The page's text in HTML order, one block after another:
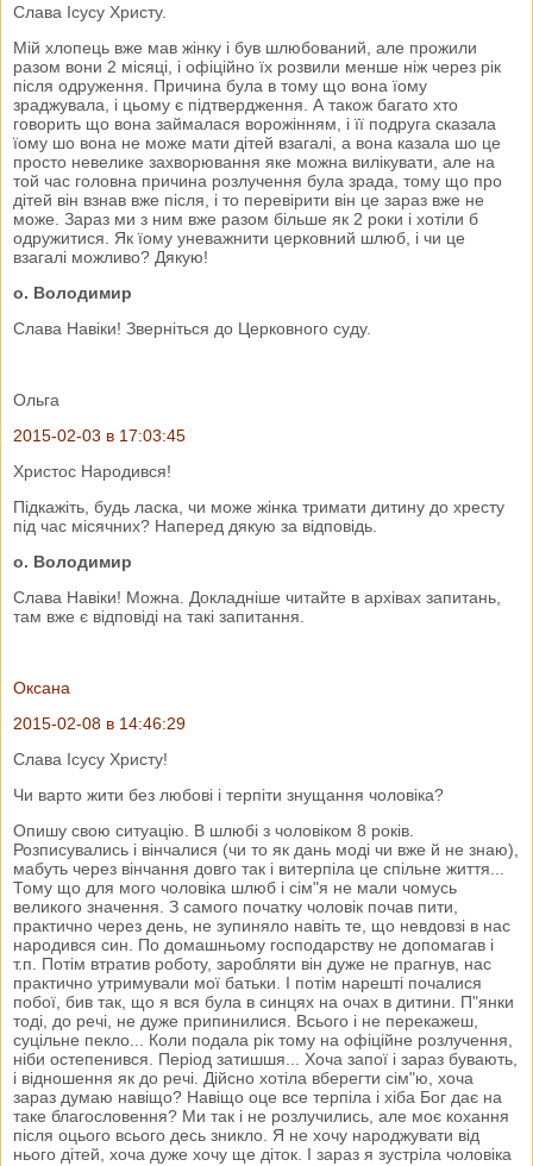
Слава Ісусу Христу.
Мій хлопець вже мав жінку і був шлюбований, але прожили
разом вони 2 місяці, і офіційно їх розвили менше ніж через рік
після одруження. Причина була в тому що вона їому
зраджувала, і цьому є підтвердження. А також багато хто
говорить що вона займалася ворожінням, і її подруга сказала
їому шо вона не може мати дітей взагалі, а вона казала шо це
просто невелике захворювання яке можна вилікувати, але на
той час головна причина розлучення була зрада, тому що про
дітей він взнав вже після, і то перевірити він це зараз вже не
може. Зараз ми з ним вже разом більше як 2 роки і хотіли б
одружитися. Як їому уневажнити церковний шлюб, і чи це
взагалі можливо? Дякую!
о. Володимир
Слава Навіки! Зверніться до Церковного суду.
Ольга
2015-02-03 в 17:03:45
Христос Народився!
Підкажіть, будь ласка, чи може жінка тримати дитину до хресту
під час місячних? Наперед дякую за відповідь.
о. Володимир
Слава Навіки! Можна. Докладніше читайте в архівах запитань,
там вже є відповіді на такі запитання.
Оксана
2015-02-08 в 14:46:29
Слава Ісусу Христу!
Чи варто жити без любові і терпіти знущання чоловіка?
Опишу свою ситуацію. В шлюбі з чоловіком 8 років.
Розписувались і вінчалися (чи то як дань моді чи вже й не знаю),
мабуть через вінчання довго так і витерпіла це спільне життя...
Тому що для мого чоловіка шлюб і сім"я не мали чомусь
великого значення. З самого початку чоловік почав пити,
практично через день, не зупиняло навіть те, що невдовзі в нас
народився син. По домашньому господарству не допомагав і
т.п. Потім втратив роботу, заробляти він дуже не прагнув, нас
практично утримували мої батьки. І потім нарешті почалися
побої, бив так, що я вся була в синцях на очах в дитини. П"янки
тоді, до речі, не дуже припинилися. Всього і не перекажеш,
суцільне пекло... Коли подала рік тому на офіційне розлучення,
ніби остепенився. Період затишшя... Хоча запої і зараз бувають,
і відношення як до речі. Дійсно хотіла вберегти сім"ю, хоча
зараз думаю навіщо? Навіщо оце все терпіла і хіба Бог дає на
таке благословення? Ми так і не розлучились, але моє кохання
після оцього всього десь зникло. Я не хочу народжувати від
нього дітей, хоча дуже хочу ще діток. І зараз я зустріла чоловіка